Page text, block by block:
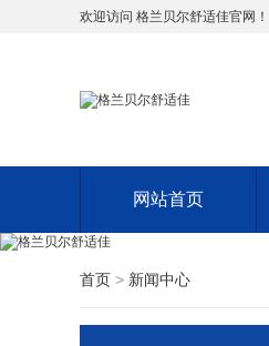
欢迎访问 格兰贝尔舒适佳官网！
网站首页
首页 > 新闻中心